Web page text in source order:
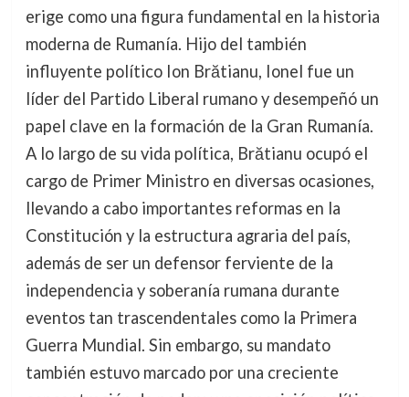
erige como una figura fundamental en la historia
moderna de Rumanía. Hijo del también
influyente político Ion Brătianu, Ionel fue un
líder del Partido Liberal rumano y desempeñó un
papel clave en la formación de la Gran Rumanía.
A lo largo de su vida política, Brătianu ocupó el
cargo de Primer Ministro en diversas ocasiones,
llevando a cabo importantes reformas en la
Constitución y la estructura agraria del país,
además de ser un defensor ferviente de la
independencia y soberanía rumana durante
eventos tan trascendentales como la Primera
Guerra Mundial. Sin embargo, su mandato
también estuvo marcado por una creciente